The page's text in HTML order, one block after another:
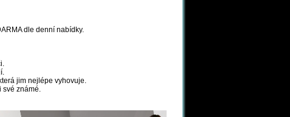
dle denní nabídky.
jim nejlépe vyhovuje.
své známé.